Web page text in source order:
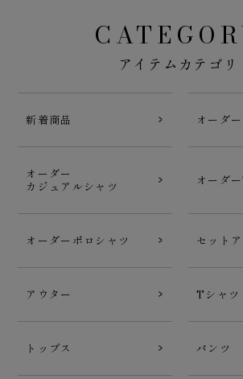
カラーです。
アイテムカテゴリ
新着商品 オーダ
オーダー
カジュアルシャツ
オーダ
オーダーポロシャツ セット
アウター Tシャツ
トップス パンツ